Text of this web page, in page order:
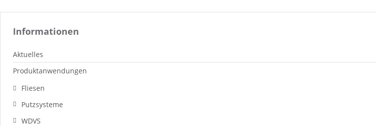
Informationen
Aktuelles
Produktanwendungen
Fliesen
Putzsysteme
WDVS